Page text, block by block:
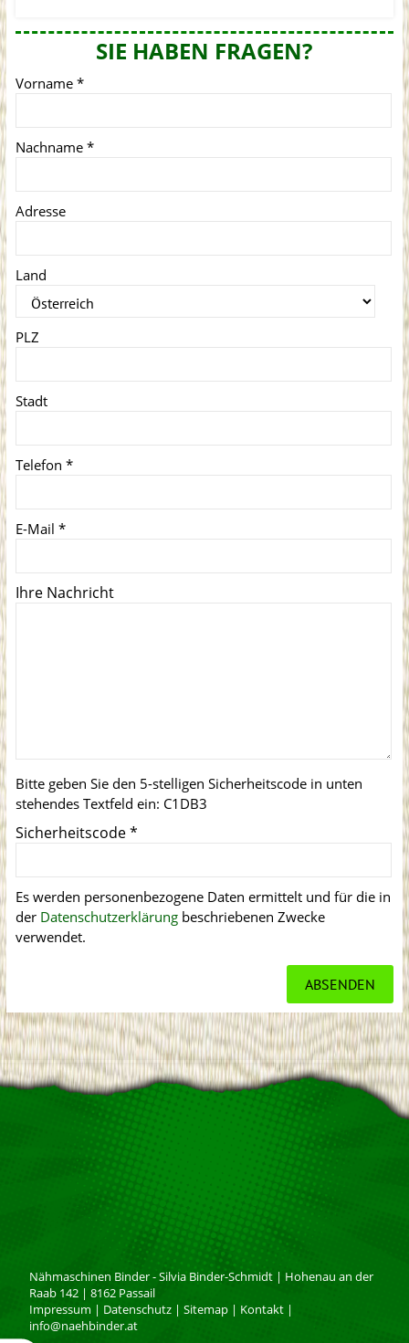
SIE HABEN FRAGEN?
Vorname *
Nachname *
Adresse
Land
PLZ
Stadt
Telefon *
E-Mail *
Ihre Nachricht
Bitte geben Sie den 5-stelligen Sicherheitscode in unten
stehendes Textfeld ein: C1DB3
Sicherheitscode*
Es werden personenbezogene Daten ermittelt und für die in
der Datenschutzerklärungbeschriebenen Zwecke
verwendet.
Nähmaschinen Binder - Silvia Binder-Schmidt | Hohenau an der
Raab 142 |8162 Passail
Impressum | Datenschutz |Sitemap | Kontakt |
info@naehbinder.at